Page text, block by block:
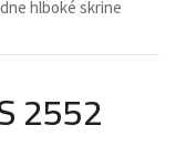
hlboké skrine
2552